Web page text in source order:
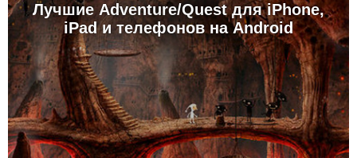
Лучшие Adventure/Quest для iPhone,
iPad и телефонов на Android